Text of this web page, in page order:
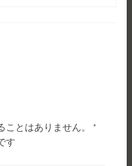
とはありません。
*
す